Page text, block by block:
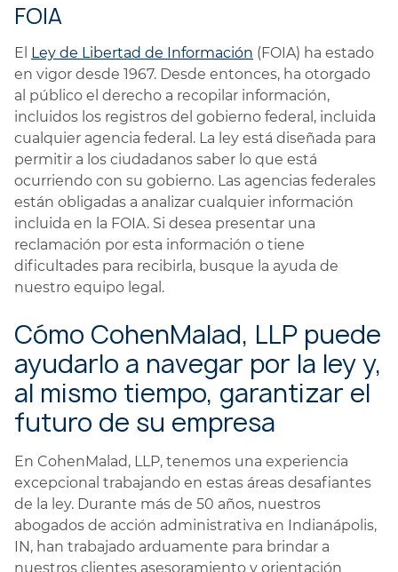
FOIA
El Ley de Libertad de Información (FOIA) ha estado
en vigor desde 1967. Desde entonces, ha otorgado
al público el derecho a recopilar información,
incluidos los registros del gobierno federal, incluida
cualquier agencia federal. La ley está diseñada para
permitir a los ciudadanos saber lo que está
ocurriendo con su gobierno. Las agencias federales
están obligadas a analizar cualquier información
incluida en la FOIA. Si desea presentar una
reclamación por esta información o tiene
dificultades para recibirla, busque la ayuda de
nuestro equipo legal.
Cómo CohenMalad, LLP puede
ayudarlo a navegar por la ley y,
al mismo tiempo, garantizar el
futuro de su empresa
En CohenMalad, LLP, tenemos una experiencia
excepcional trabajando en estas áreas desafiantes
de la ley. Durante más de 50 años, nuestros
abogados de acción administrativa en Indianápolis,
IN, han trabajado arduamente para brindar a
nuestros clientes asesoramiento y orientación